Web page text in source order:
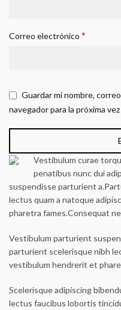
Correo electrónico *
Guardar mi nombre,
navegador para la próxima
Vestibulum curae
penatibus nunc dui
suspendisse parturient
lectus quam a natoque
pharetra fames.Consequat
Vestibulum parturient
parturient scelerisque nibh
vestibulum hendrerit et
Scelerisque adipiscing
lectus faucibus lobortis